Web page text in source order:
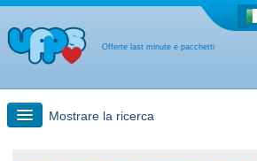
Offerte last minute e pacchetti
Mostrare la ricerca